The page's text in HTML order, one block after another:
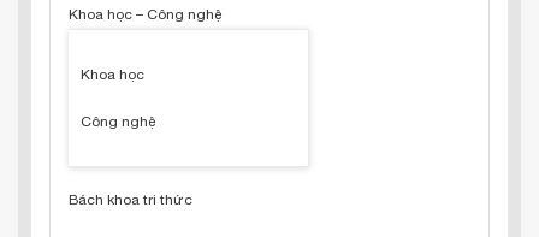
Khoa học – Công nghệ
Khoa học
Công nghệ
Bách khoa tri thức